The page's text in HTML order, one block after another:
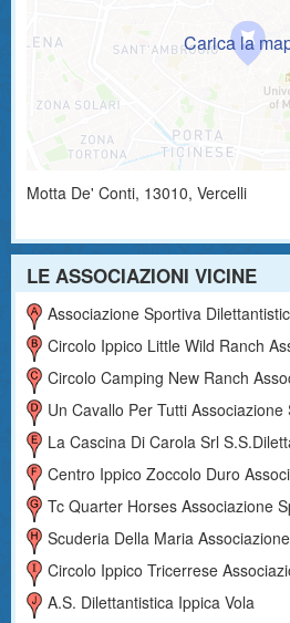
Motta De' Conti, 13010, Vercelli
LE ASSOCIAZIONI VICINE
Associazione Sportiva
Circolo Ippico Little Wild Ranch
Circolo Camping New Ranch
Un Cavallo Per Tutti
La Cascina Di Carola Srl
Centro Ippico Zoccolo Duro
Tc Quarter Horses Associazione
Scuderia Della Maria
Circolo Ippico Tricerrese
A.s. Dilettantistica Ippica Vola